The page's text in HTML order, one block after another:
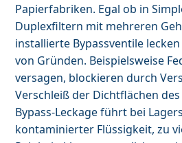
Papierfabriken. Egal ob in
Duplexfiltern mit mehreren
installierte Bypassventile
von Gründen. Beispielsweise
versagen, blockieren durch
Verschleiß der Dichtflächen des
Bypass-Leckage führt bei
kontaminierter Flüssigkeit, zu